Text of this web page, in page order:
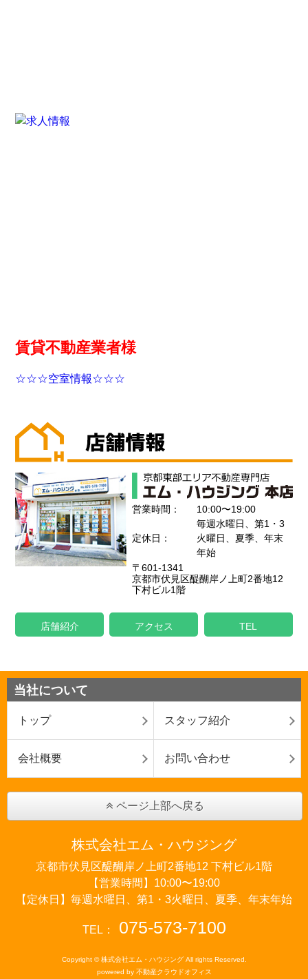
賃貸不動産業者様
☆☆☆空室情報☆☆☆
営業時間： 10:00〜19:00
定休日：
毎週水曜日、第1・3
火曜日、夏季、年末
年始
〒601-1341
京都市伏見区醍醐岸ノ上町2番地12
下村ビル1階
店舗紹介 アクセス TEL
当社について
トップ スタッフ紹介
会社概要 お問い合わせ
ページ上部へ戻る
株式会社エム・ハウジング
京都市伏見区醍醐岸ノ上町2番地12 下村ビル1階
【営業時間】10:00〜19:00
【定休日】毎週水曜日、第1・3火曜日、夏季、年末年始
TEL： 075-573-7100
Copyright © 株式会社エム・ハウジング All rights Reserved.
powered by 不動産クラウドオフィス